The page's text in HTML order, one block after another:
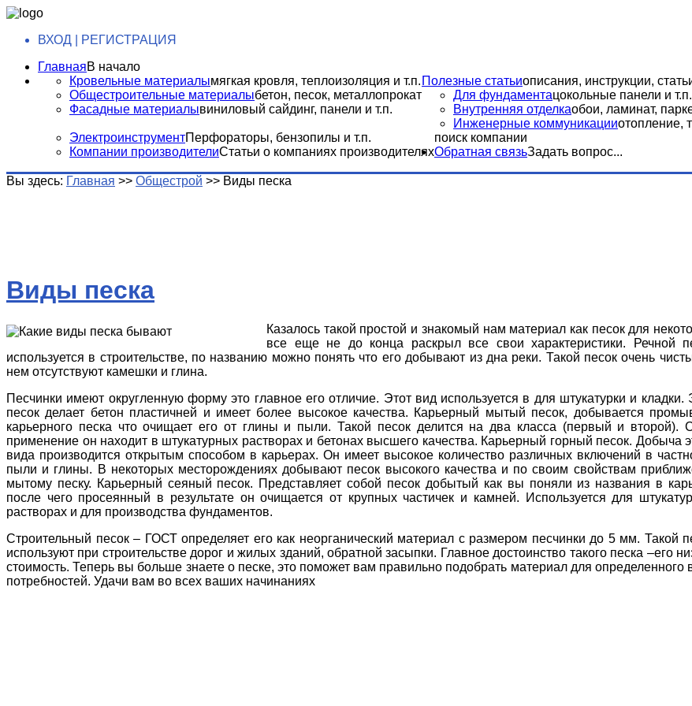
ВХОД | РЕГИСТРАЦИЯ
ГлавнаяВ начало
Полезные статьиописания, инструкции,
Кровельные материалымягкая кровля, теплоизоляция и т.п.
Общестроительные материалыбетон, песок, металлопрокат
Фасадные материалывиниловый сайдинг, панели и т.п.
Для фундаментацокольные панели и т.п.
Внутренняя отделкаобои, ламинат,
Инженерные коммуникацииотопление,
ЭлектроинструментПерфораторы, бензопилы и т.п.
Компании производителиСтатьи о компаниях производителях
поиск компании
Обратная связьЗадать вопрос...
Вы здесь: Главная >> Общестрой >> Виды песка
Виды песка
Казалось такой простой и знакомый нам материал как песок для
все еще не до конца раскрыл все свои характеристики. Речной
используется в строительстве, по названию можно понять что его добывают из дна реки. Такой песок очень
нем отсутствуют камешки и глина.
Песчинки имеют округленную форму это главное его отличие. Этот вид используется в для штукатурки и кладки.
песок делает бетон пластичней и имеет более высокое качества. Карьерный мытый песок, добывается
карьерного песка что очищает его от глины и пыли. Такой песок делится на два класса (первый и второй).
применение он находит в штукатурных растворах и бетонах высшего качества. Карьерный горный песок. Добыча
вида производится открытым способом в карьерах. Он имеет высокое количество различных включений в
пыли и глины. В некоторых месторождениях добывают песок высокого качества и по своим свойствам
мытому песку. Карьерный сеяный песок. Представляет собой песок добытый как вы поняли из названия в
после чего просеянный в результате он очищается от крупных частичек и камней. Используется для
растворах и для производства фундаментов.
Строительный песок – ГОСТ определяет его как неорганический материал с размером песчинки до 5 мм. Такой
используют при строительстве дорог и жилых зданий, обратной засыпки. Главное достоинство такого песка –его
стоимость. Теперь вы больше знаете о песке, это поможет вам правильно подобрать материал для определенного
потребностей. Удачи вам во всех ваших начинаниях